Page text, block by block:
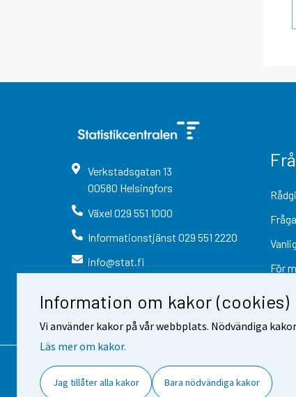
Information om kakor (cookies)
Vi använder kakor på vår webbplats. Nödvändiga
Läs mer om kakor.
Jag tillåter alla kakor Bara nödvändiga kakor
Verkstadsgatan 13
00580 Helsingfors
Växel 029 551 1000
Informationstjänst 029 551 2220
info@stat.fi
För
Kontaktinformation Respons